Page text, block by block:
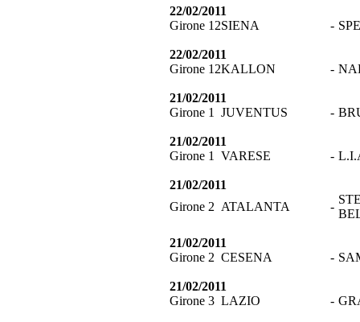
22/02/2011
Girone 12SIENA -
22/02/2011
Girone 12KALLON -
21/02/2011
Girone 1
JUVENTUS -
21/02/2011
Girone 1
VARESE -
21/02/2011
Girone 2 ATALANTA -
21/02/2011
Girone 2 CESENA -
21/02/2011
Girone 3 LAZIO -